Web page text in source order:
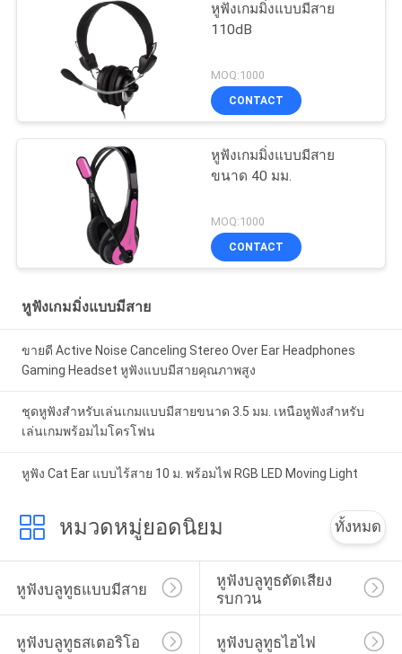
หูฟังเกมมิ่งแบบมีสาย
110dB
MOQ:1000
CONTACT
หูฟังเกมมิ่งแบบมีสาย
ขนาด 40 มม.
MOQ:1000
CONTACT
หูฟังเกมมิ่งแบบมีสาย
ขายดี Active Noise Canceling Stereo Over Ear Headphones
Gaming Headset หูฟังแบบมีสายคุณภาพสูง
ชุดหูฟังสำหรับเล่นเกมแบบมีสายขนาด 3.5 มม. เหนือหูฟังสำหรับ
เล่นเกมพร้อมไมโครโฟน
หูฟัง Cat Ear แบบไร้สาย 10 ม. พร้อมไฟ RGB LED Moving Light
หมวดหมู่ยอดนิยม ทั้งหมด
หูฟังบลูทูธแบบมีสาย
หูฟังบลูทูธตัดเสียง
รบกวน
หูฟังบลูทูธสเตอริโอ หูฟังบลูทูธไฮไฟ